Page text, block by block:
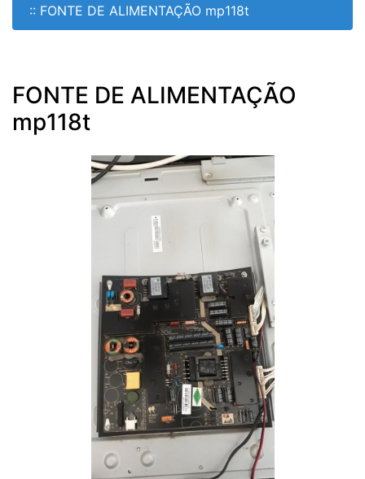
:: FONTE DE ALIMENTAÇÃO mp118t
FONTE DE ALIMENTAÇÃO
mp118t